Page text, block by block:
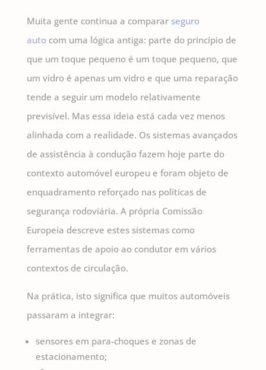
Muita gente continua a comparar seguro
autocom uma lógica antiga: parte do princípio de
que um toque pequeno é um toque pequeno, que
um vidro é apenas um vidro e que uma reparação
tende a seguir um modelo relativamente
previsível. Mas essa ideia está cada vez menos
alinhada com a realidade. Os sistemas avançados
de assistência à condução fazem hoje parte do
contexto automóvel europeu e foram objeto de
enquadramento reforçado nas políticas de
segurança rodoviária. A própria Comissão
Europeia descreve estes sistemas como
ferramentas de apoio ao condutor em vários
contextos de circulação.
Na prática, isto significa que muitos automóveis
passaram a integrar:
sensores em para-choques e zonas de
estacionamento;